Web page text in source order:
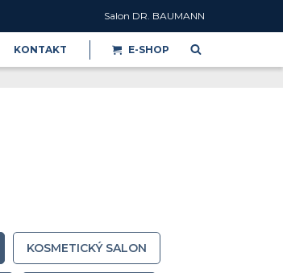
Salon DR. BAUMANN
KONTAKT E-SHOP
KOSMETICKÝ SALON